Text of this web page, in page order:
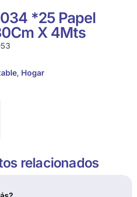
*25 Papel
X 4Mts
, Hogar
relacionados